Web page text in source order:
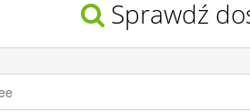
Sprawdź